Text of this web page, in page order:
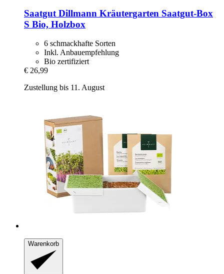
Saatgut Dillmann Kräutergarten Saatgut-​Box
S Bio, Holzbox
6 schmackhafte Sorten
Inkl. Anbauempfehlung
Bio zertifiziert
€ 26,99
Zustellung bis 11. August
Warenkorb